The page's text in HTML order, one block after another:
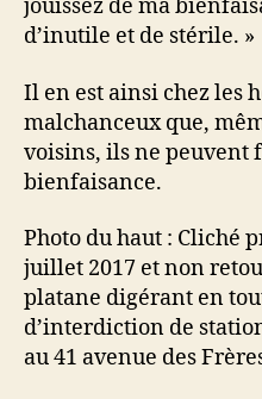
jouissez de ma
d’inutile et de stérile. »
Il en est ainsi chez les
malchanceux que,
voisins, ils ne peuvent
bienfaisance.
Photo du haut : Cliché
juillet 2017 et non
platane digérant en
d’interdiction de
au 41 avenue des